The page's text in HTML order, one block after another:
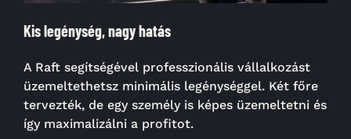
Kis legénység, nagy hatás
A Raft segítségével professzionális vállalkozást
üzemeltethetsz minimális legénységgel. Két főre
tervezték, de egy személy is képes üzemeltetni és
így maximalizálni a profitot.